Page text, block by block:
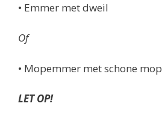
• Emmer met dweil
Of
• Mopemmer met schone mop
LET OP!